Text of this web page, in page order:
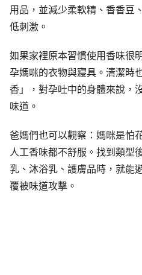
用品，並減少柔軟精、香香豆
低刺激。
如果家裡原本習慣使用香味很
孕媽咪的衣物與寢具。清潔時
香」，對孕吐中的身體來說，
味道。
爸媽們也可以觀察：媽咪是怕
人工香味都不舒服。找到類型
乳、沐浴乳、護膚品時，就能
覆被味道攻擊。